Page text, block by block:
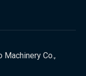
Machinery Co.,